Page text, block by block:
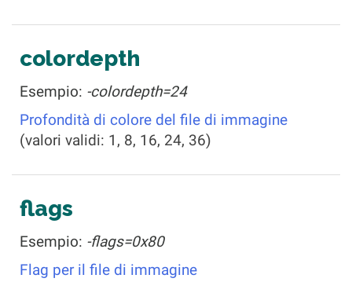
colordepth
Esempio: -colordepth=24
Profondità di colore del file di immagine
(valori validi: 1, 8, 16, 24, 36)
flags
Esempio: -flags=0x80
Flag per il file di immagine